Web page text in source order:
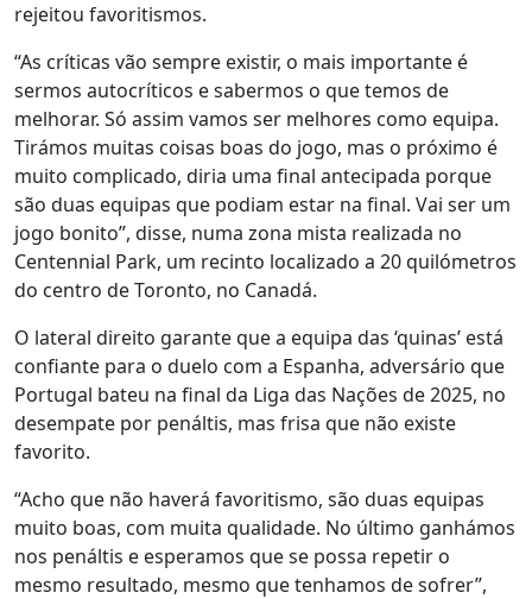
rejeitou favoritismos.
“As críticas vão sempre existir, o mais importante é
sermos autocríticos e sabermos o que temos de
melhorar. Só assim vamos ser melhores como equipa.
Tirámos muitas coisas boas do jogo, mas o próximo é
muito complicado, diria uma final antecipada porque
são duas equipas que podiam estar na final. Vai ser um
jogo bonito”, disse, numa zona mista realizada no
Centennial Park, um recinto localizado a 20 quilómetros
do centro de Toronto, no Canadá.
O lateral direito garante que a equipa das ‘quinas’ está
confiante para o duelo com a Espanha, adversário que
Portugal bateu na final da Liga das Nações de 2025, no
desempate por penáltis, mas frisa que não existe
favorito.
“Acho que não haverá favoritismo, são duas equipas
muito boas, com muita qualidade. No último ganhámos
nos penáltis e esperamos que se possa repetir o
mesmo resultado, mesmo que tenhamos de sofrer”,